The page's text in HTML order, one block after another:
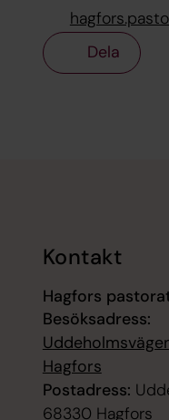
Dela
Kontakt
Hagfors
Besöksadress:
Hagfors
Postadress:
68330 Hagfors